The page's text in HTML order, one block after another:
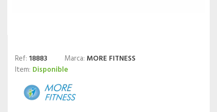
Ref: 18883 Marca: MORE FITNESS
Item: Disponible